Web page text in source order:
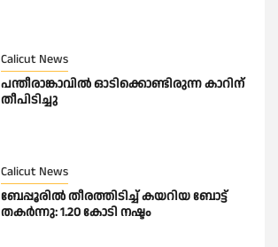
Calicut News
പന്തീരാങ്കാവിൽ ഓടിക്കൊണ്ടിരുന്ന കാറിന്
തീപിടിച്ചു
Calicut News
ബേപ്പൂരിൽ തീരത്തിടിച്ച് കയറിയ ബോട്ട്
തകർന്നു: 1.20 കോടി നഷ്ടം